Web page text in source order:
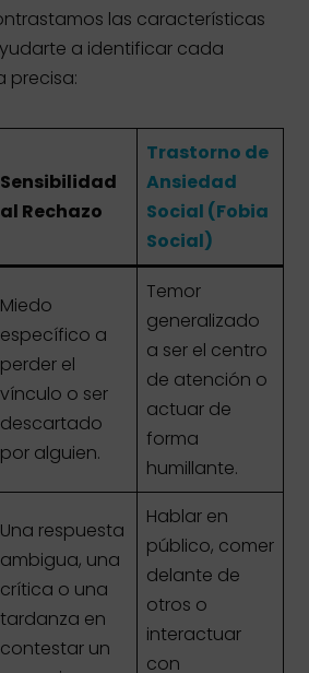
las características
a identificar cada
precisa:
Sensibilidad
al Rechazo
Trastorno de
Ansiedad
Social (Fobia
Social)
Miedo
específico a
perder el
vínculo o ser
descartado
por alguien.
Temor
generalizado
a ser el centro
de atención o
actuar de
forma
humillante.
Una respuesta
ambigua, una
crítica o una
tardanza en
contestar un
Hablar en
público, comer
delante de
otros o
interactuar
con